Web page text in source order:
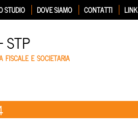
STUDIO DOVE SIAMO CONTATTI LINK
STP
FISCALE E SOCIETARIA